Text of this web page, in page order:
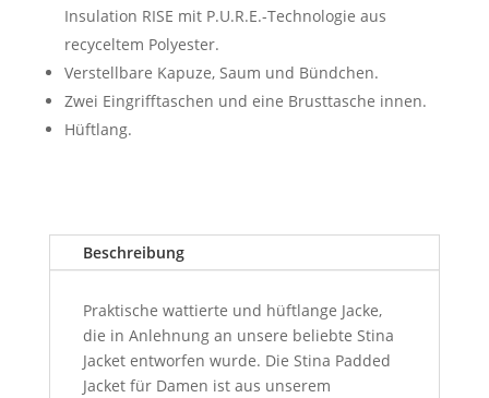
Insulation RISE mit P.U.R.E.-Technologie aus
recyceltem Polyester.
Verstellbare Kapuze, Saum und Bündchen.
Zwei Eingrifftaschen und eine Brusttasche innen.
Hüftlang.
Beschreibung
Praktische wattierte und hüftlange Jacke,
die in Anlehnung an unsere beliebte Stina
Jacket entworfen wurde. Die Stina Padded
Jacket für Damen ist aus unserem